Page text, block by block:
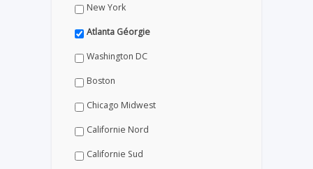
New York
Atlanta Géorgie
Washington DC
Boston
Chicago Midwest
Californie Nord
Californie Sud